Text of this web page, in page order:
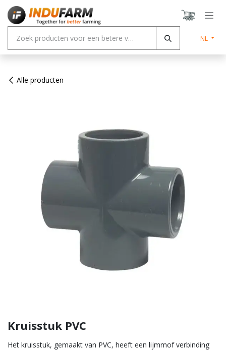
Overslaan naar inhoud
NL
Alle producten
Kruisstuk PVC
Het kruisstuk, gemaakt van PVC, heeft een lijmmof verbinding